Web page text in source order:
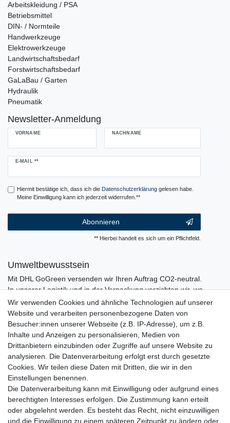
Arbeitskleidung / PSA
Betriebsmittel
DIN- / Normteile
Handwerkzeuge
Elektrowerkzeuge
Landwirtschaftsbedarf
Forstwirtschaftsbedarf
GaLaBau / Garten
Hydraulik
Pneumatik
Newsletter-Anmeldung
VORNAME NACHNAME
E-MAIL **
Newsletter
Hiermit bestätige ich, dass ich die Daten­schutz­erklärunggelesen habe.
Meine Einwilligung kann ich jederzeit widerrufen.**
Abonnieren
** Hierbei handelt es sich um ein Pflichtfeld.
Umweltbewusstsein
Mit DHL GoGreen versenden wir Ihren Auftrag CO2-neutral.
In unserer Logistik und in der Verpackung verzichten wir, wo
immer es möglich ist, auf den Einsatz von Kunststoffen und
Plastik.
Wir verwenden Cookies und ähnliche Technologien auf unserer
Website und verarbeiten personenbezogene Daten von
Besucher:innen unserer Webseite (z.B. IP-Adresse), um z.B.
Inhalte und Anzeigen zu personalisieren, Medien von
Drittanbietern einzubinden oder Zugriffe auf unsere Website zu
analysieren. Die Datenverarbeitung erfolgt erst durch gesetzte
Cookies. Wir teilen diese Daten mit Dritten, die wir in den
Einstellungen benennen.
Die Datenverarbeitung kann mit Einwilligung oder aufgrund eines
berechtigten Interesses erfolgen. Die Zustimmung kann erteilt
oder abgelehnt werden. Es besteht das Recht, nicht einzuwilligen
und die Einwilligung zu einem späteren Zeitpunkt zu ändern oder